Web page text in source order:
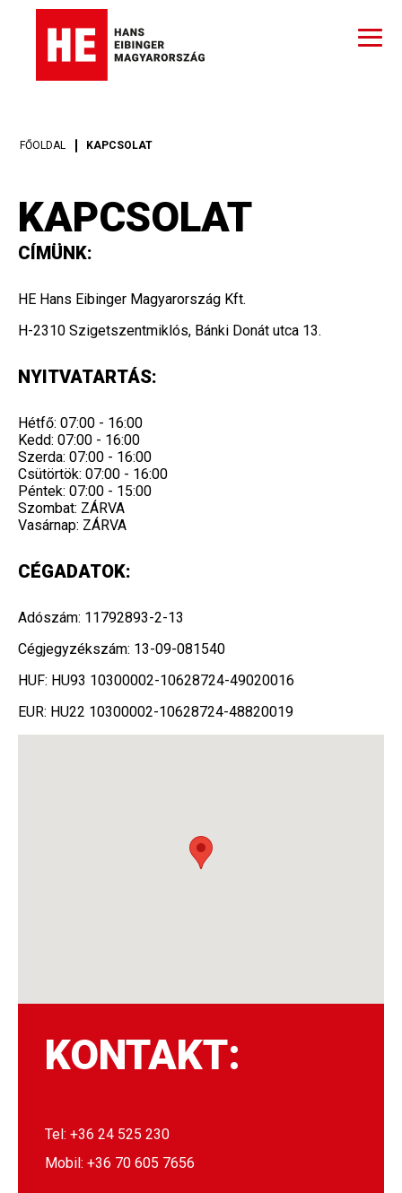
FŐOLDAL KAPCSOLAT
KAPCSOLAT
CÍMÜNK:
HE Hans Eibinger Magyarország Kft.
H-2310 Szigetszentmiklós, Bánki Donát utca 13.
NYITVATARTÁS:
Hétfő: 07:00 - 16:00
Kedd: 07:00 - 16:00
Szerda: 07:00 - 16:00
Csütörtök: 07:00 - 16:00
Péntek: 07:00 - 15:00
Szombat: ZÁRVA
Vasárnap: ZÁRVA
CÉGADATOK:
Adószám: 11792893-2-13
Cégjegyzékszám: 13-09-081540
HUF: HU93 10300002-10628724-49020016
EUR: HU22 10300002-10628724-48820019
KONTAKT:
Tel: +36 24 525 230
Mobil: +36 70 605 7656